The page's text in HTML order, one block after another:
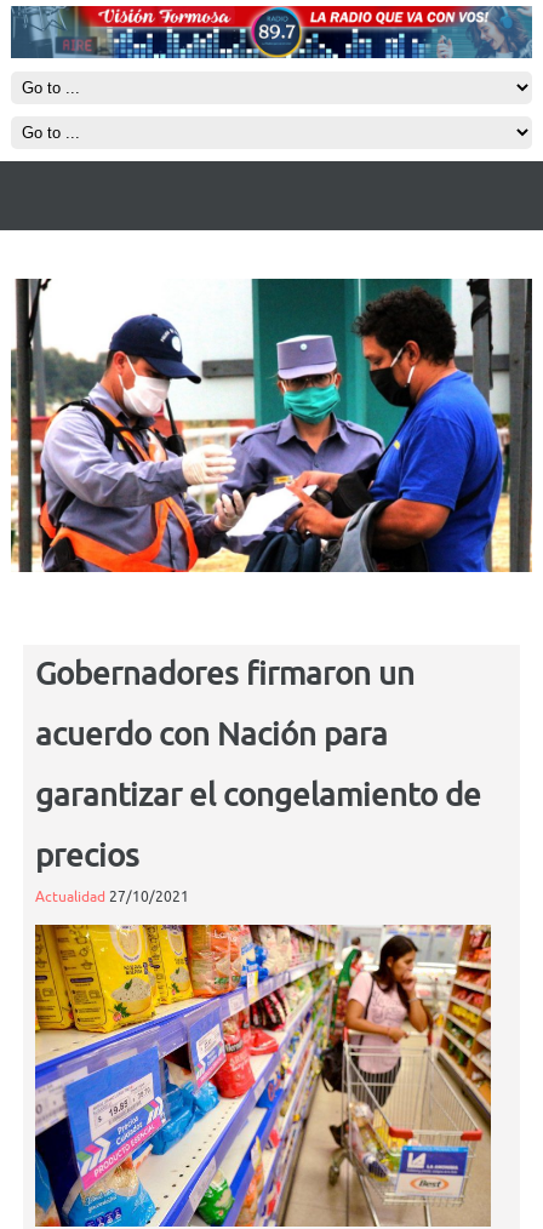
Gobernadores firmaron un
acuerdo con Nación para
garantizar el congelamiento de
precios
Actualidad 27/10/2021